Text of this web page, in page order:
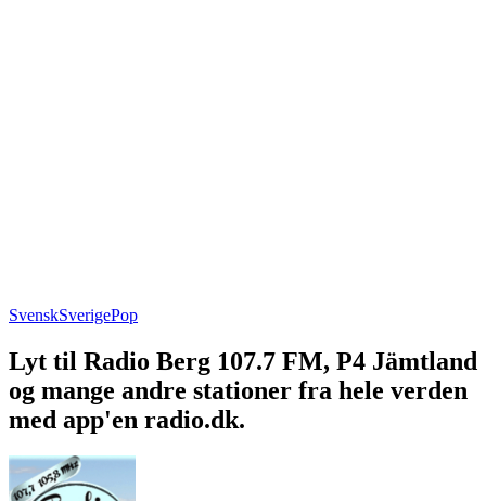
SvenskSverigePop
Lyt til Radio Berg 107.7 FM, P4 Jämtland
og mange andre stationer fra hele verden
med app'en radio.dk.